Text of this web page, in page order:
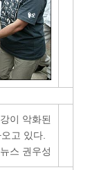
이 악화된
고 있다.
스 권우성